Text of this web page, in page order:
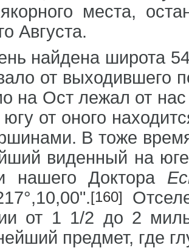
места,
Августа.
найдена широта
от выходившего
на Ост лежал от
от оного
В тоже
виденный на
нашего Доктора
[160]
от 1 1/2 до 2
предмет, где